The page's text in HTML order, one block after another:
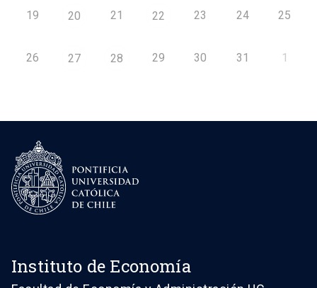
19 20 21 22 23 24 25
26 27 28 29 30 31 1
Instituto de Economía